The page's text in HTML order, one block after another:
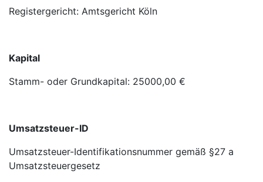
Registergericht: Amtsgericht Köln
Kapital
Stamm- oder Grundkapital: 25000,00 €
Umsatzsteuer-ID
Umsatzsteuer-Identifikationsnummer gemäß §27 a
Umsatzsteuergesetz